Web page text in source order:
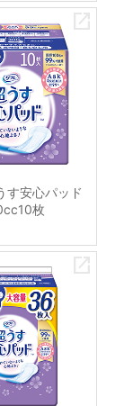
す安心パッド
枚